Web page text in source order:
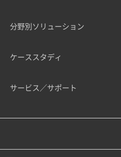
分野別ソリューション
ケーススタディ
サービス／サポート